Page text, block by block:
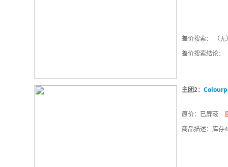
差价搜索： （无
差价搜索结论：
主团2：
原价：已屏蔽
商品描述：库存